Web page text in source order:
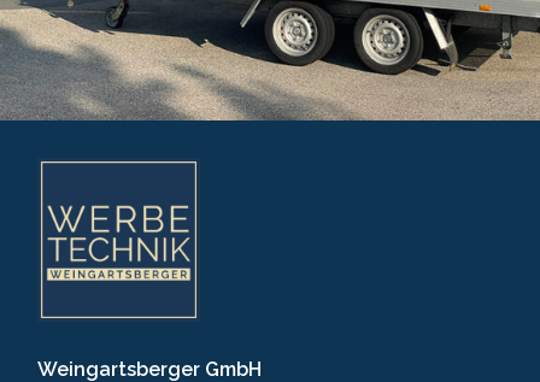
Weingartsberger GmbH